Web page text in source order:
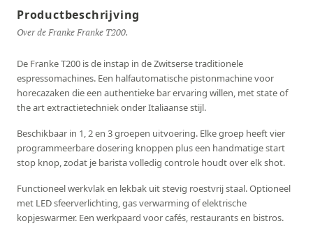
Productbeschrijving
Over de Franke Franke T200.
De Franke T200 is de instap in de Zwitserse traditionele
espressomachines. Een halfautomatische pistonmachine voor
horecazaken die een authentieke bar ervaring willen, met state of
the art extractietechniek onder Italiaanse stijl.
Beschikbaar in 1, 2 en 3 groepen uitvoering. Elke groep heeft vier
programmeerbare dosering knoppen plus een handmatige start
stop knop, zodat je barista volledig controle houdt over elk shot.
Functioneel werkvlak en lekbak uit stevig roestvrij staal. Optioneel
met LED sfeerverlichting, gas verwarming of elektrische
kopjeswarmer. Een werkpaard voor cafés, restaurants en bistros.